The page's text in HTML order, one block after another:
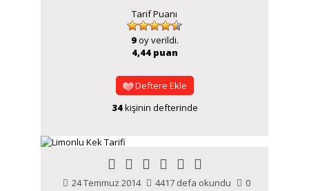
Tarif Puanı
9oy verildi.
4,44 puan
Deftere Ekle
34kişinin defterinde
24 Temmuz 2014 4417 defa okundu
0